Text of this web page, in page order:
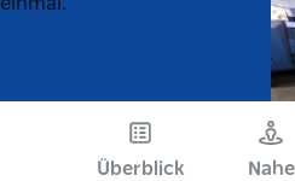
Überblick Nahe